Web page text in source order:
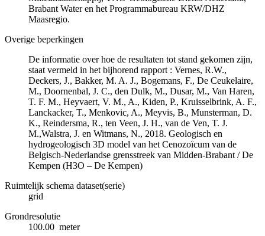
Brabant Water en het Programmabureau KRW/DHZ
Maasregio.
Overige beperkingen
De informatie over hoe de resultaten tot stand gekomen zijn,
staat vermeld in het bijhorend rapport : Vernes, R.W.,
Deckers, J., Bakker, M. A. J., Bogemans, F., De Ceukelaire,
M., Doornenbal, J. C., den Dulk, M., Dusar, M., Van Haren,
T. F. M., Heyvaert, V. M., A., Kiden, P., Kruisselbrink, A. F.,
Lanckacker, T., Menkovic, A., Meyvis, B., Munsterman, D.
K., Reindersma, R., ten Veen, J. H., van de Ven, T. J.
M.,Walstra, J. en Witmans, N., 2018. Geologisch en
hydrogeologisch 3D model van het Cenozoïcum van de
Belgisch-Nederlandse grensstreek van Midden-Brabant / De
Kempen (H3O – De Kempen)
Ruimtelijk schema dataset(serie)
grid
Grondresolutie
100.00 meter